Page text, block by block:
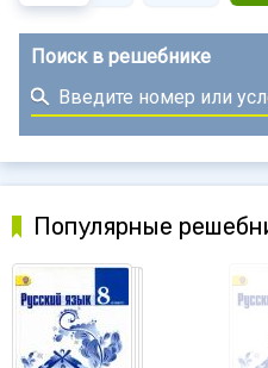
Поиск в решебнике
Популярные